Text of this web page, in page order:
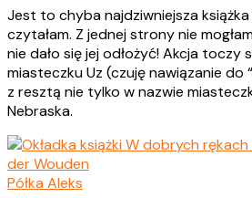
Jest to chyba najdziwniejsza
czytałam. Z jednej strony nie
nie dało się jej odłożyć! Akcja toczy
miasteczku Uz (czuję nawiązanie do
z resztą nie tylko w nazwie
Nebraska.
Półka Aleks